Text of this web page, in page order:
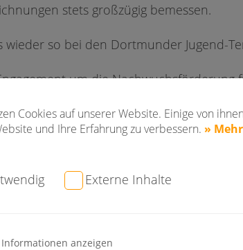
Cookies auf unserer Website. Einige von
und Ihre Erfahrung zu verbessern. »
Externe Inhalte
anzeigen
stets großzügig bemessen.
wieder so bei den Dortmunder Jugend-
um die
Clemens Fricke dieses Jahr als
der tollen, unerwarteten Trophäe
einfach riesig. Ich bin sehr stolz und
erbringen," schwärmt Dr. Clemens
jungen Sportler ihre Urkunde, Medaille